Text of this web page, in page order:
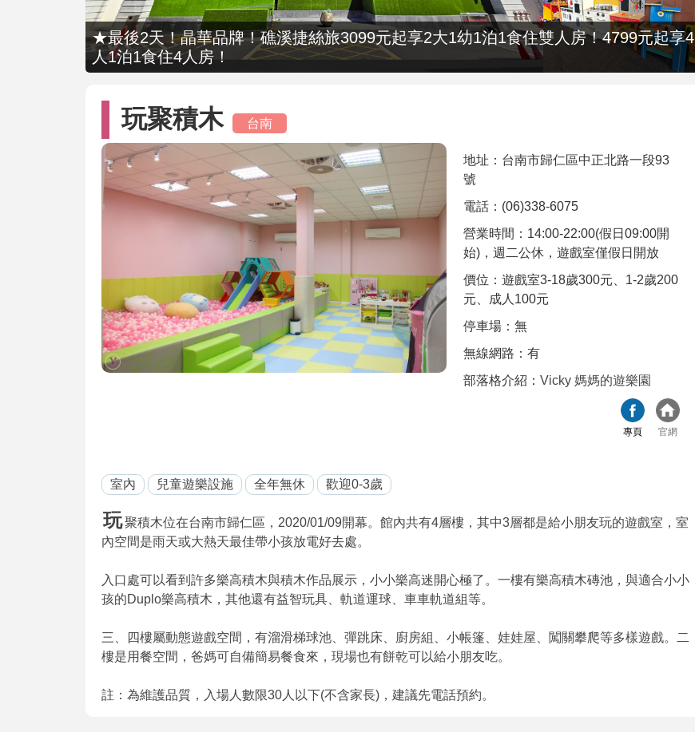
★最後2天！晶華品牌！礁溪捷絲旅3099元起享2大1幼1泊1食住雙人房！4799元起享4
人1泊1食住4人房！
玩聚積木 台南
地址：台南市歸仁區中正北路一段93
號
電話：(06)338-6075
營業時間：14:00-22:00(假日09:00開
始)，週二公休，遊戲室僅假日開放
價位：遊戲室3-18歲300元、1-2歲200
元、成人100元
停車場：無
無線網路：有
部落格介紹：Vicky 媽媽的遊樂園
專頁 官網
室內 兒童遊樂設施 全年無休 歡迎0-3歲
玩聚積木位在台南市歸仁區，2020/01/09開幕。館內共有4層樓，其中3層都是給小朋友玩的遊戲室，室
內空間是雨天或大熱天最佳帶小孩放電好去處。
入口處可以看到許多樂高積木與積木作品展示，小小樂高迷開心極了。一樓有樂高積木磚池，與適合小小
孩的Duplo樂高積木，其他還有益智玩具、軌道運球、車車軌道組等。
三、四樓屬動態遊戲空間，有溜滑梯球池、彈跳床、廚房組、小帳篷、娃娃屋、闖關攀爬等多樣遊戲。二
樓是用餐空間，爸媽可自備簡易餐食來，現場也有餅乾可以給小朋友吃。
註：為維護品質，入場人數限30人以下(不含家長)，建議先電話預約。